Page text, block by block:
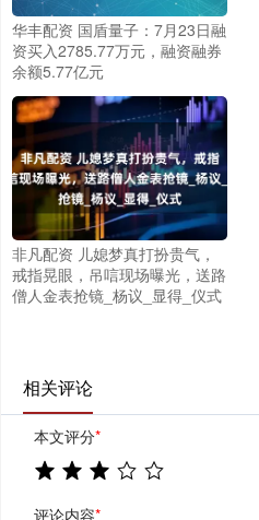
华丰配资 国盾量子：7月23日融
资买入2785.77万元，融资融券
余额5.77亿元
非凡配资 儿媳梦真打扮贵气，
戒指晃眼，吊唁现场曝光，送路
僧人金表抢镜_杨议_显得_仪式
相关评论
本文评分*
评论内容*